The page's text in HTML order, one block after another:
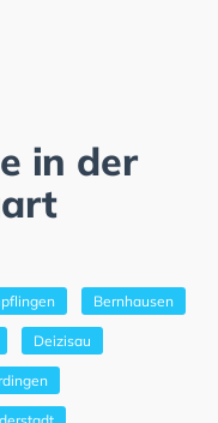
in der
Bernhausen
Deizisau